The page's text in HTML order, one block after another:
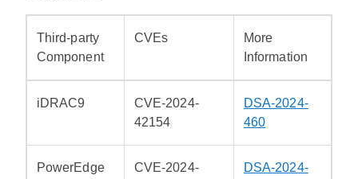
Third-party
Component
CVEs
More
Information
iDRAC9
CVE-2024-
42154
DSA-2024-
460
PowerEdge
CVE-2024-
DSA-2024-